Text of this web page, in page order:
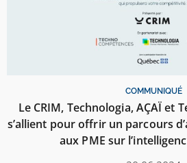
COMMUNIQUÉ
Le CRIM, Technologia, AÇAÏ et
s’allient pour offrir un parcours
aux PME sur